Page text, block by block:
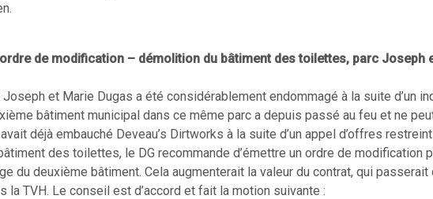
de modification – démolition du bâtiment des toilettes, parc Joseph
et Marie Dugas a été considérablement endommagé à la suite d’un
bâtiment municipal dans ce même parc a depuis passé au feu et ne
déjà embauché Deveau’s Dirtworks à la suite d’un appel d’offres
des toilettes, le DG recommande d’émettre un ordre de modification
du deuxième bâtiment. Cela augmenterait la valeur du contrat, qui passerait
la TVH. Le conseil est d’accord et fait la motion suivante :